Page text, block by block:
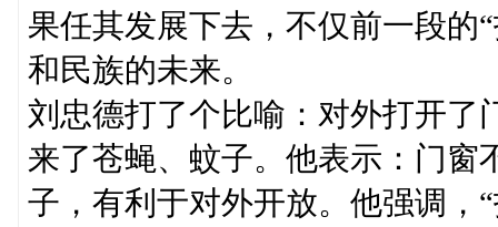
果任其发展下去，不仅前一段的
和民族的未来。
刘忠德打了个比喻：对外打开了
来了苍蝇、蚊子。他表示：门窗
子，有利于对外开放。他强调，